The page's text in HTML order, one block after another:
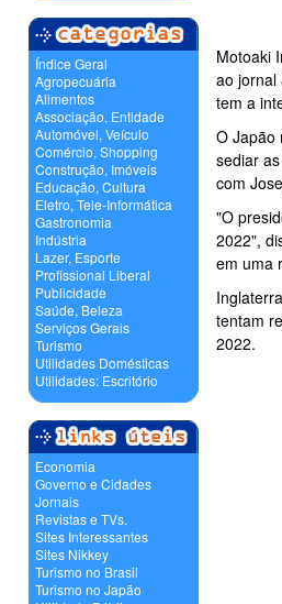
Índice Geral
Agropecuária
Alimentos
Associação, Entidade
Automóvel, Veículo
Comércio, Shopping
Construção, Imóveis
Educação, Cultura
Eletro, Tele-Informática
Gastronomia
Indústria
Lazer, Esporte
Profissional Liberal
Publicidade
Saúde, Beleza
Serviços Gerais
Turismo
Utilidades Domésticas
Utilidades: Escritório
Economia
Governo e Cidades
Jornais
Revistas e TVs.
Sites Interessantes
Sites Nikkey
Turismo no Brasil
Turismo no Japão
Motoaki
ao jornal
tem a
O Japão
sediar
com
"O
2022",
em uma
tentam
2022.